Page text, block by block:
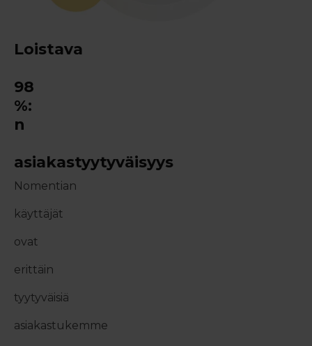
Loistava
98
%:
n
asiakastyytyväisyys
Nomentian
käyttäjät
ovat
erittäin
tyytyväisiä
asiakastukemme